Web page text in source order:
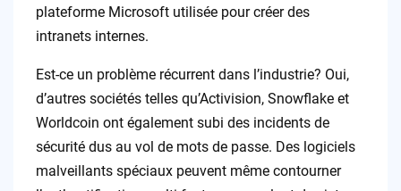
plateforme Microsoft utilisée pour créer des
intranets internes.
Est-ce un problème récurrent dans l’industrie? Oui,
d’autres sociétés telles qu’Activision, Snowflake et
Worldcoin ont également subi des incidents de
sécurité dus au vol de mots de passe. Des logiciels
malveillants spéciaux peuvent même contourner